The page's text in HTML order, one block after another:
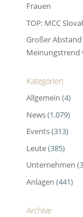
Frauen
TOP: MCC
Großer Abstand
Meinungstrend
Kategorien
Allgemein (4)
News(1.079)
Events(313)
Leute(385)
Unternehmen
Anlagen (441)
Archive